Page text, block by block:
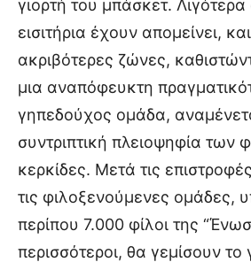
γιορτή του μπάσκετ.
εισιτήρια έχουν απομείνει,
ακριβότερες ζώνες,
μια αναπόφευκτη
γηπεδούχος ομάδα,
συντριπτική πλειοψηφία των
κερκίδες. Μετά τις
τις φιλοξενούμενες ομάδες,
περίπου 7.000 φίλοι της
περισσότεροι, θα γεμίσουν